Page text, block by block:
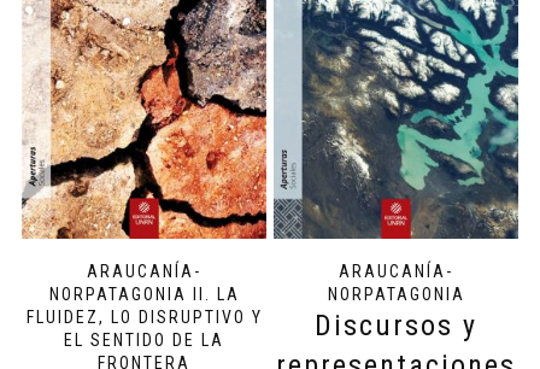
ARAUCANÍA-
NORPATAGONIA II. LA
FLUIDEZ, LO DISRUPTIVO Y
EL SENTIDO DE LA
FRONTERA
ARAUCANÍA-
NORPATAGONIA
Discursos y